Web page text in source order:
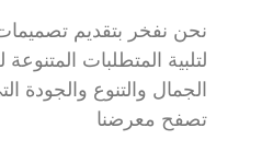
نحن نفخر بتقديم
لتلبية المتطلبات
الجمال والتنوع والجودة
تصفح معرضنا